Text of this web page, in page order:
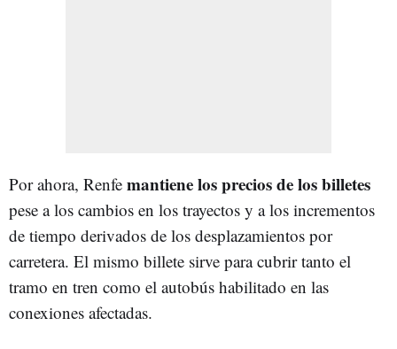
Por ahora, Renfe mantiene los precios de los billetes
pese a los cambios en los trayectos y a los incrementos
de tiempo derivados de los desplazamientos por
carretera. El mismo billete sirve para cubrir tanto el
tramo en tren como el autobús habilitado en las
conexiones afectadas.